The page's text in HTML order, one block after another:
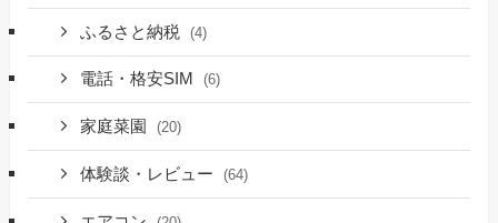
ふるさと納税 (4)
電話・格安SIM (6)
家庭菜園 (20)
体験談・レビュー (64)